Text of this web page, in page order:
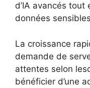
d’IA avancés
données
La croissance
demande de
attentes selon
bénéficier d’une